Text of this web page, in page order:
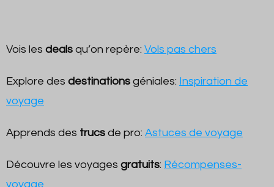
Vois les deals qu’on repère: Vols pas chers
Explore des destinations géniales: Inspiration de
voyage
Apprends des trucs de pro: Astuces de voyage
Découvre les voyages gratuits: Récompenses-
voyage